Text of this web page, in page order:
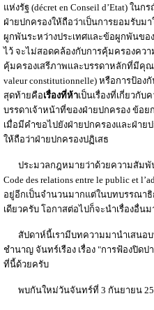
แห่งรัฐ (décret en Conseil d’Etat) ใ
ฝ่ายปกครองให้ถือว่าเป็นการยอมรับ
ผูกพันระหว่างประเทศและข้อผูกพันขอ
ไว้ จะไม่สอดคล้องกับการคุ้มครองคว
คุ้มครองเสรีภาพและบรรดาหลักที่มีคุณ
valeur constitutionnelle) หรือการป้อง
สุดท้ายคือเรื่องที่ห้าเป็นเรื่องที่เกี่ยวกั
บรรดาเจ้าหน้าที่ของฝ่ายปกครอง ข้อย
เมื่อมีคำขอไปยังฝ่ายปกครองและฝ่าย
ให้ถือว่าฝ่ายปกครองปฏิเสธ
ประมวลกฎหมายว่าด้วยความสัมพั
Code des relations entre le public et
อยู่อีกเป็นจำนวนมากแต่ในบทบรรณาธิ
เดียวครับ โอกาสต่อไปก็จะนำเรื่องอื่น
สัปดาห์นี้เรามีบทความมานำเสนอ
ชำนาญ จันทร์เรือง เรื่อง "การฟ้องปิ
ที่นี้ด้วยครับ
พบกันใหม่วันจันทร์ที่ 3 กันยายน